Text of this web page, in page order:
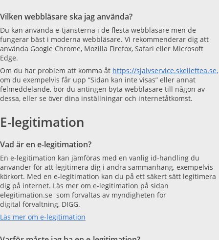
Vilken webbläsare ska jag använda?
Du kan använda e-tjänsterna i de flesta webbläsare men de
fungerar bäst i moderna webbläsare. Vi rekommenderar dig att
använda Google Chrome, Mozilla Firefox, Safari eller Microsoft
Edge.
Om du har problem att komma åt https://sjalvservice.skelleftea.se,
om du exempelvis får upp ”Sidan kan inte visas” eller annat
felmeddelande, bör du antingen byta webbläsare till någon av
dessa, eller se över dina inställningar och internetåtkomst.
E-legitimation
Vad är en e-legitimation?
En e-legitimation kan jämföras med en vanlig id-handling du
använder för att legitimera dig i andra sammanhang, exempelvis
körkort. Med en e-legitimation kan du på ett säkert sätt legitimera
dig på internet. Läs mer om e-legitimation på sidan
elegitimation.se som förvaltas av myndigheten för
digital förvaltning, DIGG.
Läs mer om e-legitimation